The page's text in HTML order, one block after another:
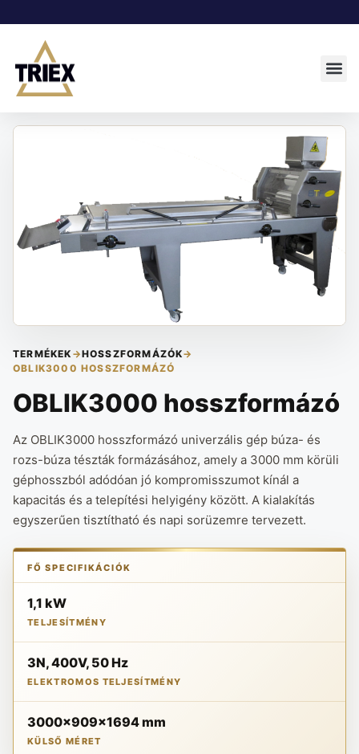
TERMÉKEK →HOSSZFORMÁZÓK→
OBLIK3000 HOSSZFORMÁZÓ
OBLIK3000 hosszformázó
Az OBLIK3000 hosszformázó univerzális gép búza- és
rozs-búza tészták formázásához, amely a 3000 mm körüli
géphosszból adódóan jó kompromisszumot kínál a
kapacitás és a telepítési helyigény között. A kialakítás
egyszerűen tisztítható és napi sorüzemre tervezett.
FŐ SPECIFIKÁCIÓK
1,1 kW
TELJESÍTMÉNY
3N, 400V, 50 Hz
ELEKTROMOS TELJESÍTMÉNY
3000x909x1694 mm
KÜLSŐ MÉRET